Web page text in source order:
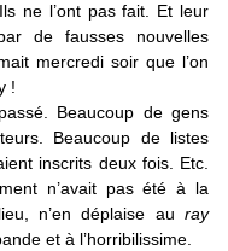
ne l’ont pas fait. Et leur
de fausses nouvelles
mercredi soir que l’on
!
Beaucoup de gens
Beaucoup de listes
inscrits deux fois. Etc.
n’avait pas été à la
n’en déplaise au ray
et à l’horribilissime.